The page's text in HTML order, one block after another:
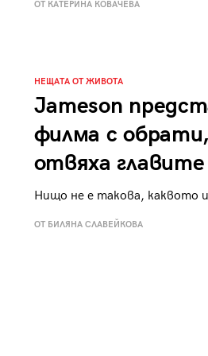
ОТ КАТЕРИНА КОВАЧЕВА
НЕЩАТА ОТ ЖИВОТА
Jameson
филма с
отвяха главите
Нищо не е такова, каквото
ОТ БИЛЯНА СЛАВЕЙКОВА
29/29